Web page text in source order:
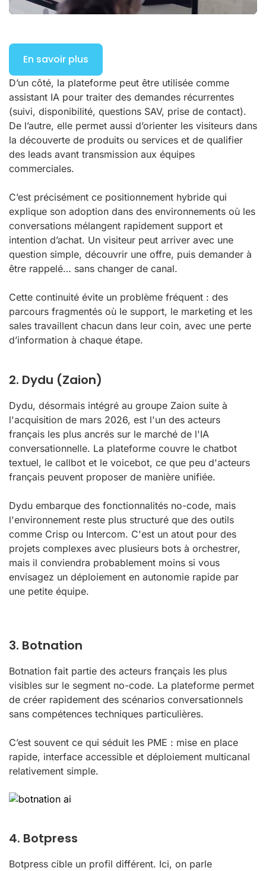
En savoir plus
D’un côté, la plateforme peut être utilisée comme
assistant IA pour traiter des demandes récurrentes
(suivi, disponibilité, questions SAV, prise de contact).
De l’autre, elle permet aussi d’orienter les visiteurs dans
la découverte de produits ou services et de qualifier
des leads avant transmission aux équipes
commerciales.
C’est précisément ce positionnement hybride qui
explique son adoption dans des environnements où les
conversations mélangent rapidement support et
intention d’achat. Un visiteur peut arriver avec une
question simple, découvrir une offre, puis demander à
être rappelé… sans changer de canal.
Cette continuité évite un problème fréquent : des
parcours fragmentés où le support, le marketing et les
sales travaillent chacun dans leur coin, avec une perte
d’information à chaque étape.
2. Dydu (Zaion)
Dydu, désormais intégré au groupe Zaion suite à
l'acquisition de mars 2026, est l'un des acteurs
français les plus ancrés sur le marché de l'IA
conversationnelle. La plateforme couvre le chatbot
textuel, le callbot et le voicebot, ce que peu d'acteurs
français peuvent proposer de manière unifiée.
Dydu embarque des fonctionnalités no-code, mais
l'environnement reste plus structuré que des outils
comme Crisp ou Intercom. C'est un atout pour des
projets complexes avec plusieurs bots à orchestrer,
mais il conviendra probablement moins si vous
envisagez un déploiement en autonomie rapide par
une petite équipe.
3. Botnation
Botnation fait partie des acteurs français les plus
visibles sur le segment no-code. La plateforme permet
de créer rapidement des scénarios conversationnels
sans compétences techniques particulières.
C’est souvent ce qui séduit les PME : mise en place
rapide, interface accessible et déploiement multicanal
relativement simple.
4. Botpress
Botpress cible un profil différent. Ici, on parle